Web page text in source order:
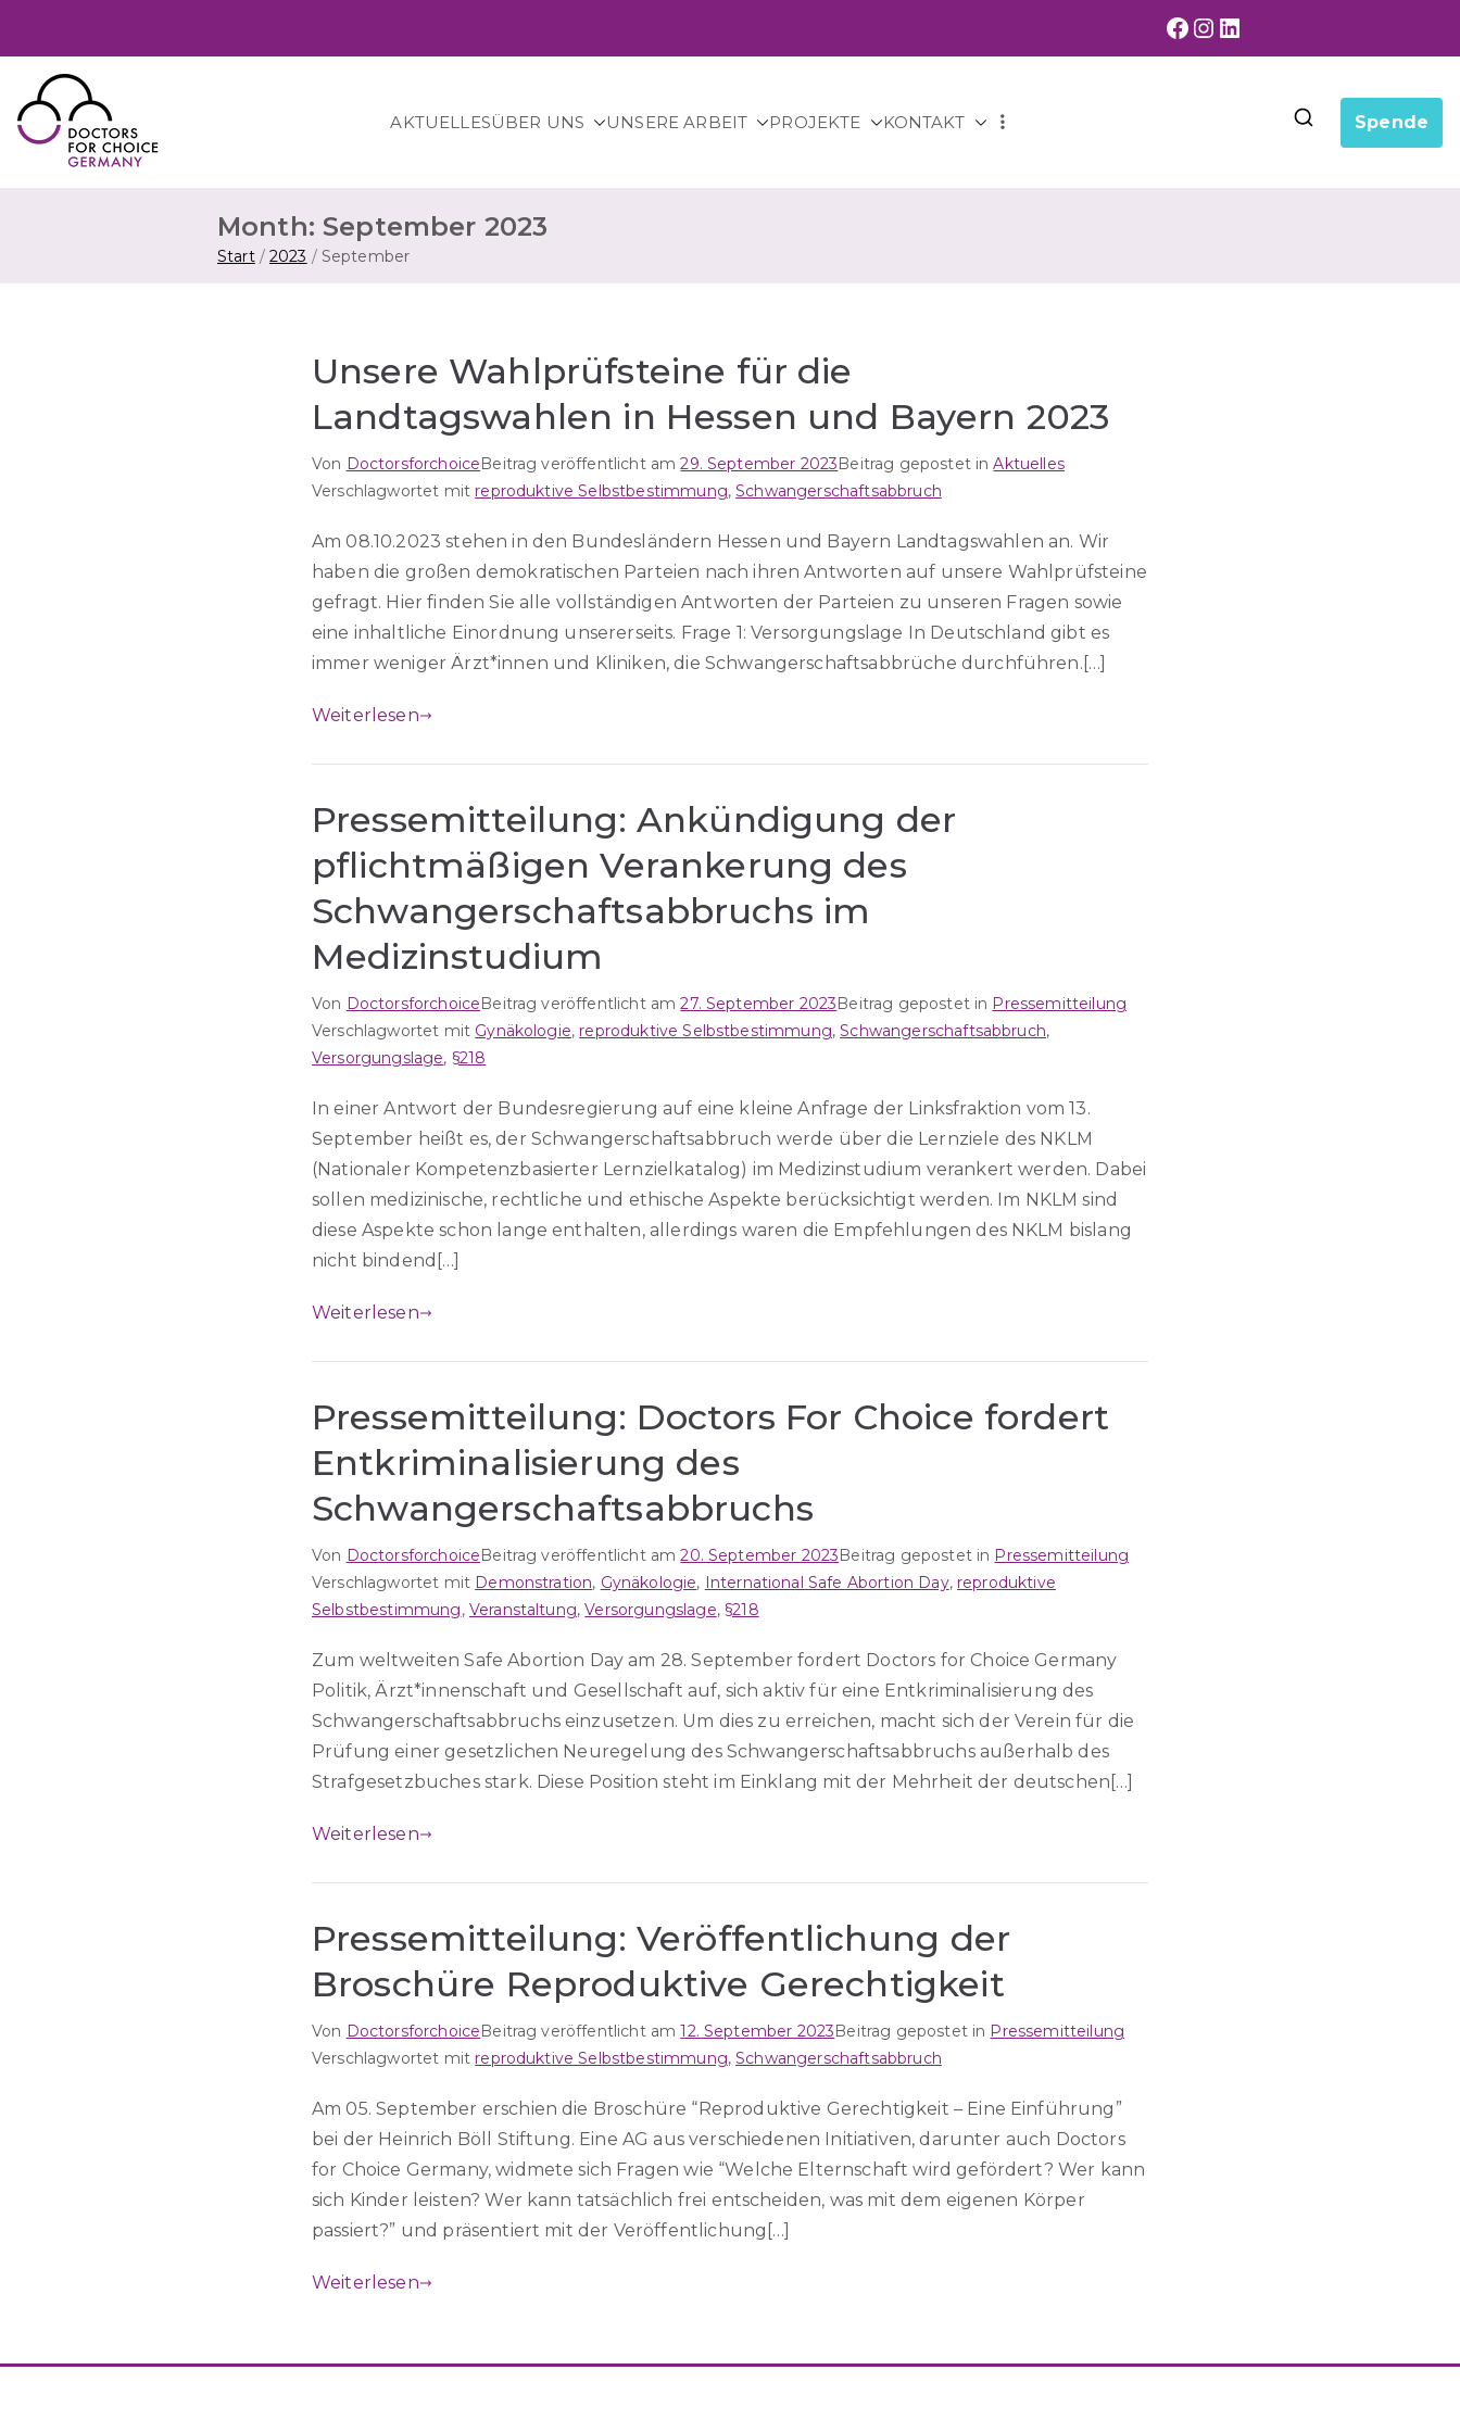
springen
Facebook
Instagram
LinkedIn
Doctors for Choice Germany
AKTUELLESÜBER UNS UNSERE ARBEIT PROJEKTE KONTAKT Spende
Month: September 2023
Start 2023 September
Unsere Wahlprüfsteine für die
Landtagswahlen in Hessen und Bayern 2023
Von DoctorsforchoiceBeitrag veröffentlicht am29. September 2023Beitrag gepostet inAktuelles
Verschlagwortet mit reproduktive Selbstbestimmung,Schwangerschaftsabbruch
Am 08.10.2023 stehen in den Bundesländern Hessen und Bayern Landtagswahlen an. Wir
haben die großen demokratischen Parteien nach ihren Antworten auf unsere Wahlprüfsteine
gefragt. Hier finden Sie alle vollständigen Antworten der Parteien zu unseren Fragen sowie
eine inhaltliche Einordnung unsererseits. Frage 1: Versorgungslage In Deutschland gibt es
immer weniger Ärzt*innen und Kliniken, die Schwangerschaftsabbrüche durchführen.[…]
Weiterlesen
Pressemitteilung: Ankündigung der
pflichtmäßigen Verankerung des
Schwangerschaftsabbruchs im
Medizinstudium
Von DoctorsforchoiceBeitrag veröffentlicht am27. September 2023Beitrag gepostet in Pressemitteilung
Verschlagwortet mit Gynäkologie, reproduktive Selbstbestimmung,Schwangerschaftsabbruch,
Versorgungslage, §218
In einer Antwort der Bundesregierung auf eine kleine Anfrage der Linksfraktion vom 13.
September heißt es, der Schwan­gerschaftsabbruch werde über die Lernziele des NKLM
(Nationaler Kompetenzbasierter Lernzielkatalog) im Medizinstudium verankert werden. Dabei
sollen medizinische, rechtliche und ethische Aspekte berücksichtigt werden. Im NKLM sind
diese Aspekte schon lange enthalten, allerdings waren die Empfehlungen des NKLM bislang
nicht bindend[…]
Weiterlesen
Pressemitteilung: Doctors For Choice fordert
Entkriminalisierung des
Schwangerschaftsabbruchs
Von DoctorsforchoiceBeitrag veröffentlicht am20. September 2023Beitrag gepostet in Pressemitteilung
Verschlagwortet mit Demonstration, Gynäkologie, International Safe Abortion Day, reproduktive
Selbstbestimmung, Veranstaltung,Versorgungslage,§218
Zum weltweiten Safe Abortion Day am 28. September fordert Doctors for Choice Germany
Politik, Ärzt*innenschaft und Gesellschaft auf, sich aktiv für eine Entkriminalisierung des
Schwangerschaftsabbruchs einzusetzen. Um dies zu erreichen, macht sich der Verein für die
Prüfung einer gesetzlichen Neuregelung des Schwangerschaftsabbruchs außerhalb des
Strafgesetzbuches stark. Diese Position steht im Einklang mit der Mehrheit der deutschen[…]
Weiterlesen
Pressemitteilung: Veröffentlichung der
Broschüre Reproduktive Gerechtigkeit
Von DoctorsforchoiceBeitrag veröffentlicht am12. September 2023Beitrag gepostet in Pressemitteilung
Verschlagwortet mit reproduktive Selbstbestimmung,Schwangerschaftsabbruch
Am 05. September erschien die Broschüre “Reproduktive Gerechtigkeit – Eine Einführung”
bei der Heinrich Böll Stiftung. Eine AG aus verschiedenen Initiativen, darunter auch Doctors
for Choice Germany, widmete sich Fragen wie “Welche Elternschaft wird gefördert? Wer kann
sich Kinder leisten? Wer kann tatsächlich frei entscheiden, was mit dem eigenen Körper
passiert?” und präsentiert mit der Veröffentlichung[…]
Weiterlesen